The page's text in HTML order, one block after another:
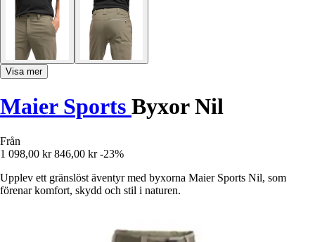
Visa mer
Maier Sports Byxor Nil
Från
1 098,00 kr 846,00 kr -23%
Upplev ett gränslöst äventyr med byxorna Maier Sports Nil, som
förenar komfort, skydd och stil i naturen.